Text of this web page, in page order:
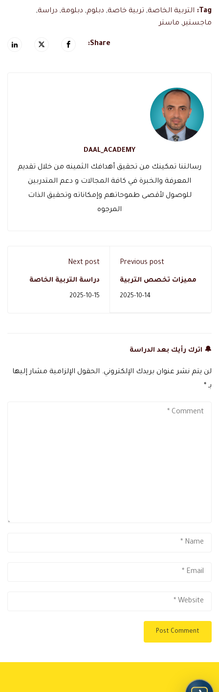
Tag: التربية الخاصة, تربية خاصة, دبلوم, دبلومة, دراسة,
ماجستير, ماستر
Share:
DAAL_ACADEMY
رسالتنا تمكينك من تحقيق أهدافك الثمينه من خلال تقديم
المعرفة والخبرة في كافة المجالات و دعم المتدربين
للوصول لأقصى طموحاتهم وإمكاناته وتحقيق الذات
المرجوه
Previous post
مميزات تخصص التربية
2025-10-14
Next post
دراسة التربية الخاصة
2025-10-15
🔔 اترك رأيك بعد الدراسة
لن يتم نشر عنوان بريدك الإلكتروني. الحقول الإلزامية مشار إليها
بـ *